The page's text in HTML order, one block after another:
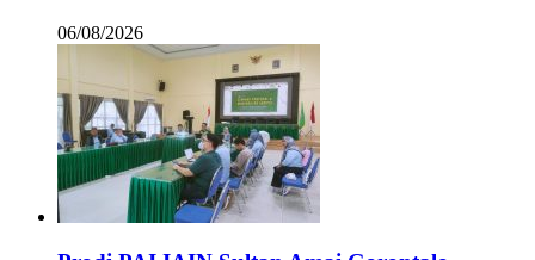
06/08/2026